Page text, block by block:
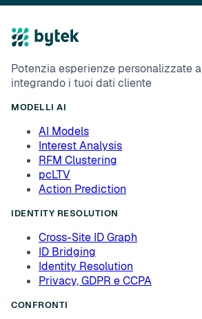
Potenzia esperienze personalizzate
integrando i tuoi dati cliente
MODELLI AI
AI Models
Interest Analysis
RFM Clustering
pcLTV
Action Prediction
IDENTITY RESOLUTION
Cross-Site ID Graph
ID Bridging
Identity Resolution
Privacy, GDPR e CCPA
CONFRONTI